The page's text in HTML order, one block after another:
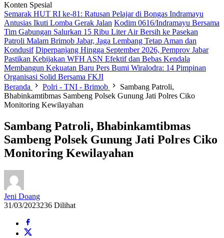
Konten Spesial
Semarak HUT RI ke-81: Ratusan Pelajar di Bongas Indramayu
Antusias Ikuti Lomba Gerak Jalan Kodim 0616/Indramayu Bersama
Tim Gabungan Salurkan 15 Ribu Liter Air Bersih ke Pasekan
Patroli Malam Brimob Jabar, Jaga Lembang Tetap Aman dan
Kondusif Diperpanjang Hingga September 2026, Pemprov Jabar
Pastikan Kebijakan WFH ASN Efektif dan Bebas Kendala
Membangun Kekuatan Baru Pers Bumi Wiralodra: 14 Pimpinan
Organisasi Solid Bersama FKJI
Beranda
Polri - TNI - Brimob
Sambang Patroli,
Bhabinkamtibmas Sambeng Polsek Gunung Jati Polres Ciko
Monitoring Kewilayahan
Sambang Patroli, Bhabinkamtibmas
Sambeng Polsek Gunung Jati Polres Ciko
Monitoring Kewilayahan
Jeni Doang
31/03/2023236 Dilihat